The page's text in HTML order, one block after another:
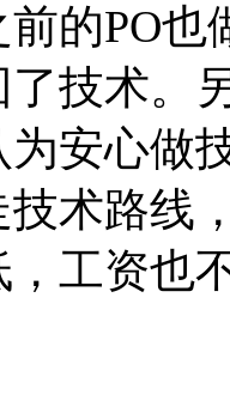
的PO
了技术。
安心做
术路线
工资也